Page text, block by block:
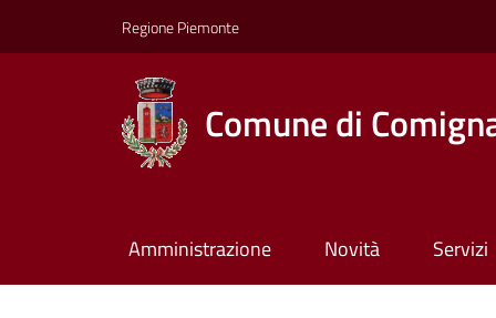
Regione Piemonte
Comune di
Amministrazione Novità Servizi